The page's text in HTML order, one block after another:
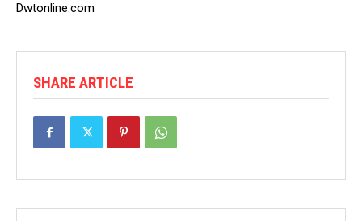
Dwtonline.com
SHARE ARTICLE